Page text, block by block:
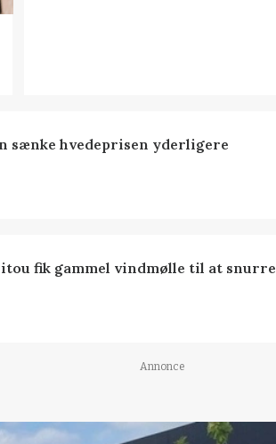
sænke hvedeprisen yderligere
fik gammel vindmølle til at snurre
Annonce